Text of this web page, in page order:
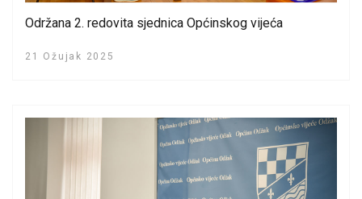
Održana 2. redovita sjednica Općinskog vijeća
21 Ožujak 2025